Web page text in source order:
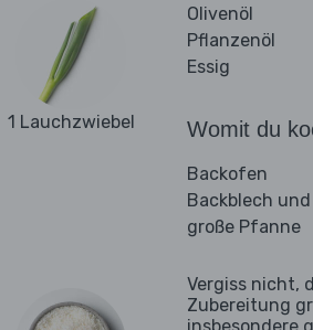
1 Lauchzwiebel
Olivenöl
Pflanzenöl
Essig
Womit du
Backofen
Backblech
große Pfanne
Vergiss nicht,
Zubereitung